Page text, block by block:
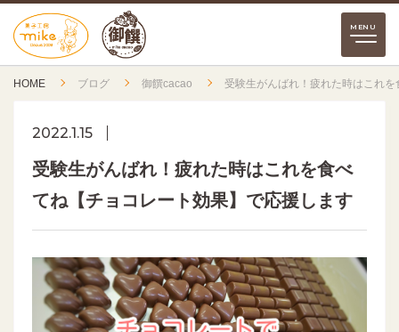
HOME ブログ 御饌cacao 受験生がんばれ！疲れた時はこれ
2022.1.15
受験生がんばれ！疲れた時はこれを食べ
てね【チョコレート効果】で応援します